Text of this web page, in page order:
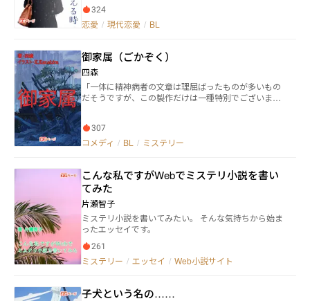
撃される「もう一人の夏鹿」の存在が現れる。 分身
である「もう一人の夏鹿」は、教授への秘めた恋心を
324
恋愛 / 現代恋愛 / BL
御家属（ごかぞく）
四森
「一体に精神病者の文章は理屈ばったものが多いもの
だそうですが、この製作だけは一種特別でございま
307
コメディ / BL / ミステリー
こんな私ですがWebでミステリ小説を書い
てみた
片瀬智子
ミステリ小説を書いてみたい。 そんな気持ちから始ま
ったエッセイです。
261
ミステリー / エッセイ / Web小説サイト
子犬という名の……